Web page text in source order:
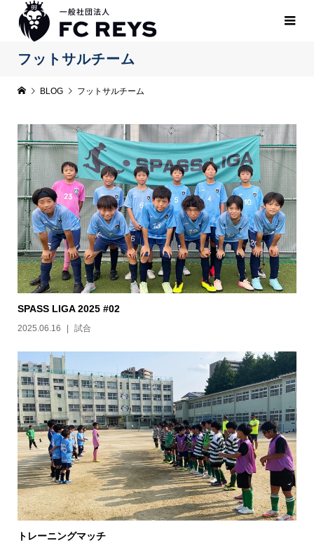
フットサルチーム
BLOG フットサルチーム
SPASS LIGA 2025 #02
2025.06.16 試合
トレーニングマッチ